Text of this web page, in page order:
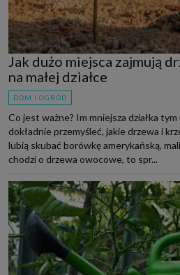
Jak dużo miejsca zajmują
na małej działce
DOM I OGRÓD
Co jest ważne? Im mniejsza działka
dokładnie przemyśleć, jakie drzewa i
lubią skubać borówkę amerykańską,
chodzi o drzewa owocowe, to spr...